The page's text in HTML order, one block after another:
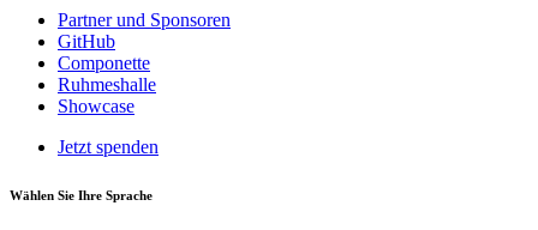
Partner und Sponsoren
GitHub
Componette
Ruhmeshalle
Showcase
Jetzt spenden
Wählen Sie Ihre Sprache